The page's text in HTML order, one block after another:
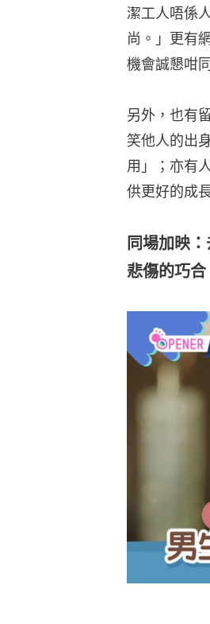
潔工人唔係
尚。」更有
機會誠懇咁
另外，也有
笑他人的出
用」；亦有
供更好的成
同場加映
悲傷的巧合